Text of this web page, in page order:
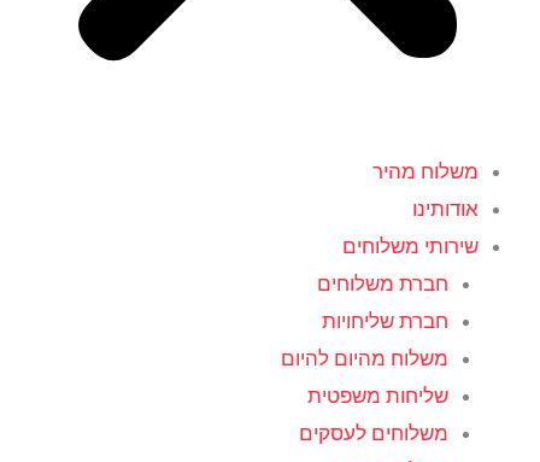
משלוח מהיר
אודותינו
שירותי משלוחים
חברת משלוחים
חברת שליחויות
משלוח מהיום להיום
שליחות משפטית
משלוחים לעסקים